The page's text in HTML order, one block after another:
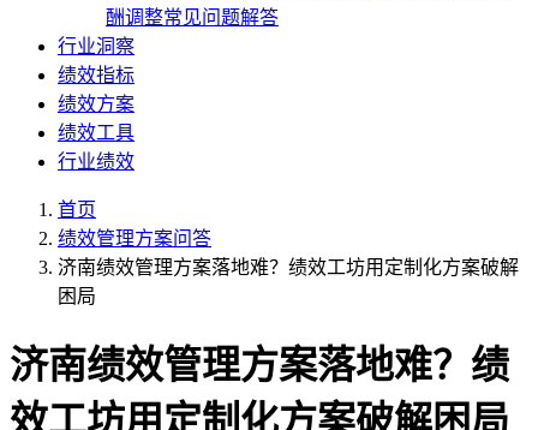
酬调整常见问题解答
行业洞察
绩效指标
绩效方案
绩效工具
行业绩效
首页
绩效管理方案问答
济南绩效管理方案落地难？绩效工坊用定制化方案破解
困局
济南绩效管理方案落地难？绩
效工坊用定制化方案破解困局